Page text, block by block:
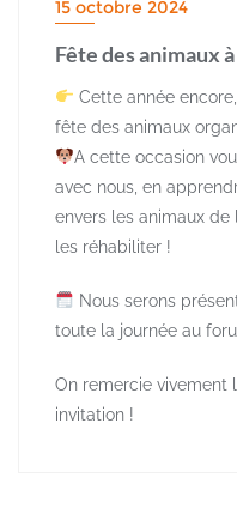
15 octobre 2024
Fête des animaux
Cette année
fête des animaux
A cette occasion
avec nous, en
envers les animaux
les réhabiliter !
Nous serons
toute la journée au
On remercie vivement
invitation !